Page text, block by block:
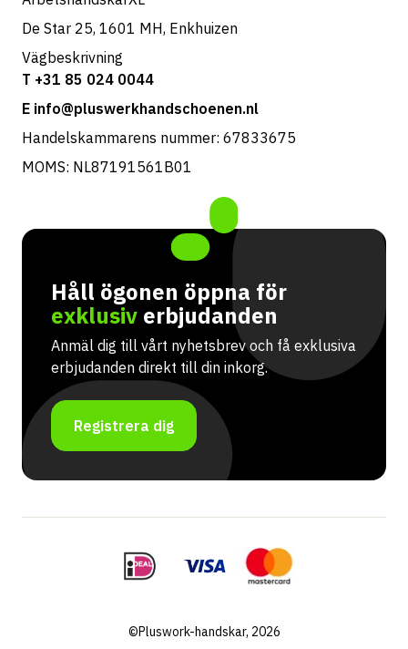
De Star 25, 1601 MH, Enkhuizen
Vägbeskrivning
T +31 85 024 0044
E info@pluswerkhandschoenen.nl
Handelskammarens nummer: 67833675
MOMS: NL87191561B01
Håll ögonen öppna för
exklusiv erbjudanden
Anmäl dig till vårt nyhetsbrev och få exklusiva
erbjudanden direkt till din inkorg.
Registrera dig
©Pluswork-handskar, 2026